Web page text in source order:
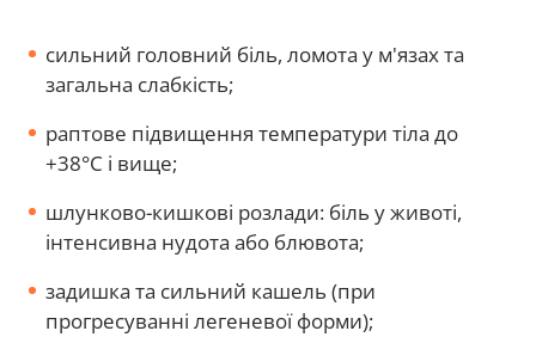
сильний головний біль, ломота у м'язах та
загальна слабкість;
раптове підвищення температури тіла до
+38°C і вище;
шлунково-кишкові розлади: біль у животі,
інтенсивна нудота або блювота;
задишка та сильний кашель (при
прогресуванні легеневої форми);